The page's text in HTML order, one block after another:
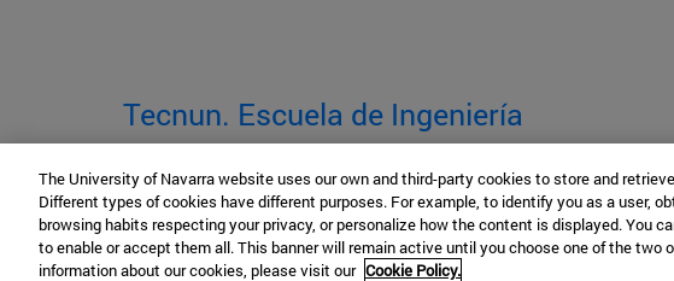
Tecnun. Escuela de Ingeniería
San Sebastián20018Gipuzkoa España
Tel. +34 943 219877|
The University of Navarra website uses our own and third-party cookies to store and
Different types of cookies have different purposes. For example, to identify you as a user,
browsing habits respecting your privacy, or personalize how the content is displayed. You
to enable or accept them all. This banner will remain active until you choose one of the two
information about our cookies, please visit our Cookie Policy.